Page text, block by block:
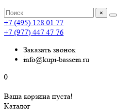
×
+7 (495) 128 01 77
+7 (977) 447 47 76
Заказать звонок
info@kupi-bassein.ru
0
Ваша корзина пуста!
Каталог